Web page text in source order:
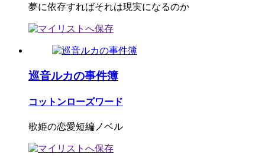
夢に依存すればそれは現実になるのか
巡音ルカの事件簿
コットンローズワード
歌姫の恋愛短編ノベル